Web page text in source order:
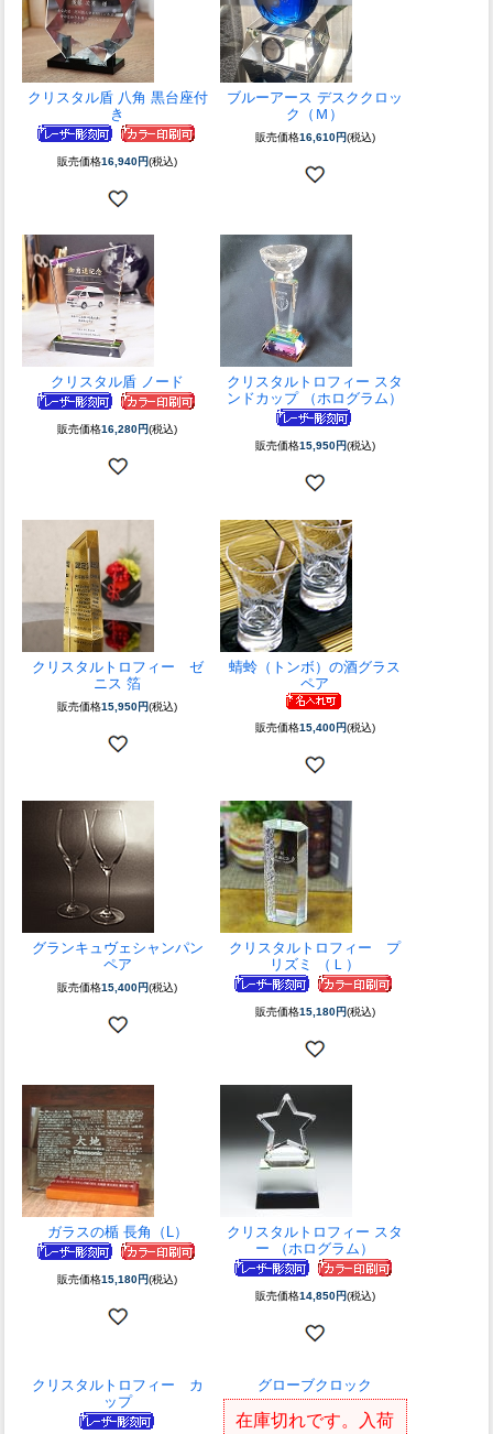
クリスタル盾 八角 黒台座付
き
販売価格16,940円(税込)
ブルーアース デスククロッ
ク（Ｍ）
販売価格16,610円(税込)
クリスタル盾 ノード
販売価格16,280円(税込)
クリスタルトロフィー スタ
ンドカップ （ホログラム）
販売価格15,950円(税込)
クリスタルトロフィー ゼ
ニス 箔
販売価格15,950円(税込)
蜻蛉（トンボ）の酒グラス
ペア
販売価格15,400円(税込)
グランキュヴェシャンパン
ペア
販売価格15,400円(税込)
クリスタルトロフィー プ
リズミ （Ｌ）
販売価格15,180円(税込)
ガラスの楯 長角（L）
販売価格15,180円(税込)
クリスタルトロフィー スタ
ー （ホログラム）
販売価格14,850円(税込)